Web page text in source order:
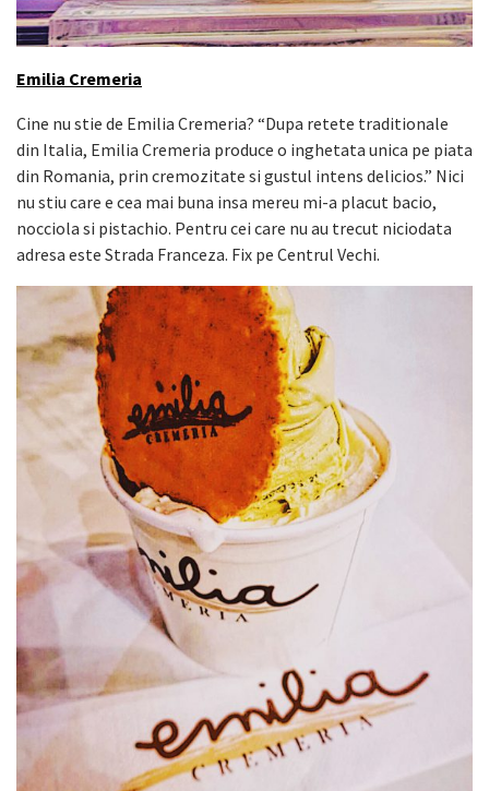
Emilia Cremeria
Cine nu stie de Emilia Cremeria? “Dupa retete traditionale
din Italia, Emilia Cremeria produce o inghetata unica pe piata
din Romania, prin cremozitate si gustul intens delicios.” Nici
nu stiu care e cea mai buna insa mereu mi-a placut bacio,
nocciola si pistachio. Pentru cei care nu au trecut niciodata
adresa este Strada Franceza. Fix pe Centrul Vechi.